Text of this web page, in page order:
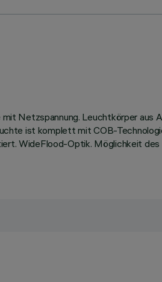
Netzspannung. Leuchtkörper aus
ist komplett mit COB-
WideFlood-Optik. Möglichkeit